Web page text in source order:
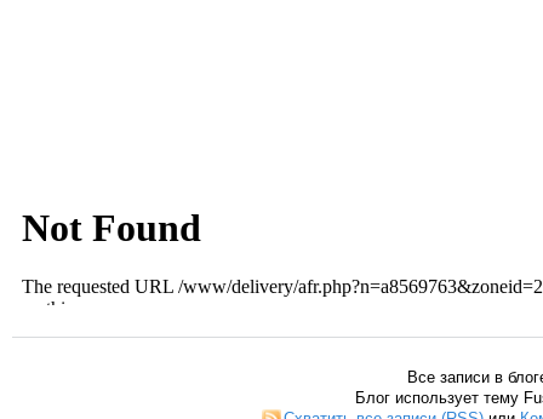
Все записи в
Блог использует тему